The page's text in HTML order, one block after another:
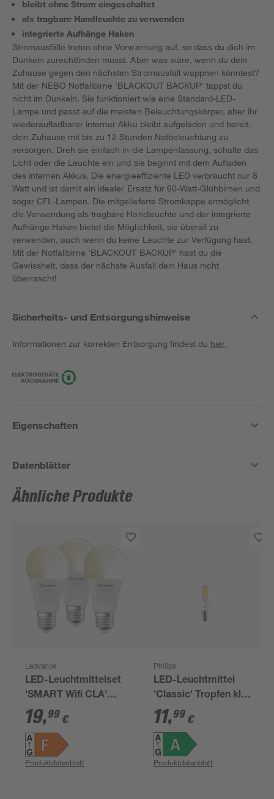
bleibt ohne Strom eingeschaltet
als tragbare Handleuchte zu verwenden
integrierte Aufhänge Haken
Stromausfälle treten ohne Vorwarnung auf, so dass du dich im
Dunkeln zurechtfinden musst. Aber was wäre, wenn du dein
Zuhause gegen den nächsten Stromausfall wappnen könntest?
Mit der NEBO Notfallbirne 'BLACKOUT BACKUP' tappst du
nicht im Dunkeln. Sie funktioniert wie eine Standard-LED-
Lampe und passt auf die meisten Beleuchtungskörper, aber ihr
wiederaufladbarer interner Akku bleibt aufgeladen und bereit,
dein Zuhause mit bis zu 12 Stunden Notbeleuchtung zu
versorgen. Dreh sie einfach in die Lampenfassung, schalte das
Licht oder die Leuchte ein und sie beginnt mit dem Aufladen
des internen Akkus. Die energieeffiziente LED verbraucht nur 8
Watt und ist damit ein idealer Ersatz für 60-Watt-Glühbirnen und
sogar CFL-Lampen. Die mitgelieferte Stromkappe ermöglicht
die Verwendung als tragbare Handleuchte und der integrierte
Aufhänge Haken bietet die Möglichkeit, sie überall zu
verwenden, auch wenn du keine Leuchte zur Verfügung hast.
Mit der Notfallbirne 'BLACKOUT BACKUP' hast du die
Gewissheit, dass der nächste Ausfall dein Haus nicht
überrascht!
Sicherheits- und Entsorgungshinweise
Informationen zur korrekten Entsorgung findest du hier.
Eigenschaften
Datenblätter
Ähnliche Produkte
Ledvance
LED-Leuchtmittelset
'SMART Wifi CLA'
dimmbar
Standardform matt
E27 9 W 806 lm
warmweiß 3 Stück
19,99 €
Produktdatenblatt
Philips
LED-Leuchtmittel
'Classic' Tropfen klar
E14 2,3 W 485 lm
warmweiß
11,99 €
Produktdatenblatt